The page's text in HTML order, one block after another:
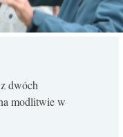
dwóch
modlitwie w